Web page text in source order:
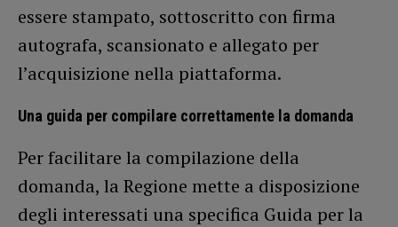
essere stampato, sottoscritto con firma
autografa, scansionato e allegato per
l’acquisizione nella piattaforma.
Una guida per compilare correttamente la domanda
Per facilitare la compilazione della
domanda, la Regione mette a disposizione
degli interessati una specifica Guida per la